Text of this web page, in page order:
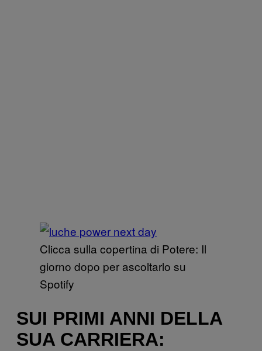
Clicca sulla copertina di Potere: Il
giorno dopo per ascoltarlo su
Spotify
SUI PRIMI ANNI DELLA
SUA CARRIERA: